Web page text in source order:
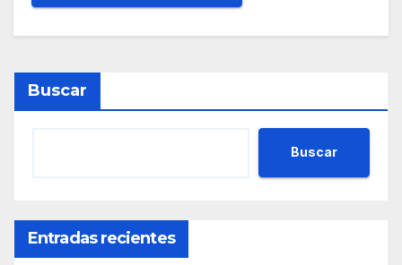
Buscar
Buscar
Entradas recientes